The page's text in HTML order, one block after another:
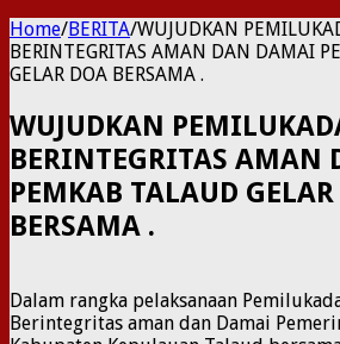
Home/BERITA/WUJUDKAN
BERINTEGRITAS AMAN DAN DAMAI
GELAR DOA BERSAMA .
WUJUDKAN
BERINTEGRITAS AMAN
PEMKAB TALAUD
BERSAMA .
Dalam rangka pelaksanaan
Berintegritas aman dan Damai